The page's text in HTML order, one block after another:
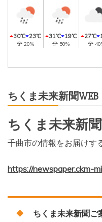
30℃ 23℃
20%
31℃ 19℃
50%
27℃
ちくま未来新聞WEB
ちくま未来新聞
千曲市の情報をお届けす
https://newspaper.ckm-
ちくま未来新聞ご